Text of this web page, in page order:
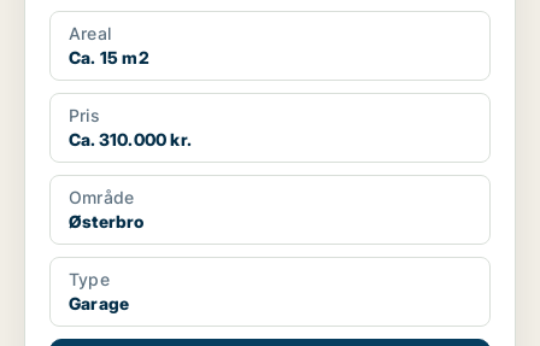
Areal
Ca. 15 m2
Pris
Ca. 310.000 kr.
Område
Østerbro
Type
Garage